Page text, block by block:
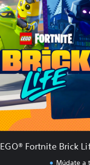
Fortnite Brick
Múdate a